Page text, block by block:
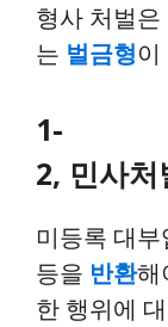
형사 처벌은
는 벌금형
1-
2, 민사처
미등록 대
등을 반환해
한 행위에